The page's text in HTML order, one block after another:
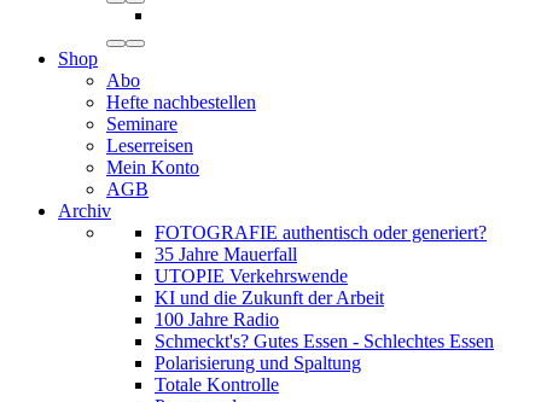
Shop
Abo
Hefte nachbestellen
Seminare
Leserreisen
Mein Konto
AGB
Archiv
FOTOGRAFIE authentisch oder generiert?
35 Jahre Mauerfall
UTOPIE Verkehrswende
KI und die Zukunft der Arbeit
100 Jahre Radio
Schmeckt's? Gutes Essen - Schlechtes Essen
Polarisierung und Spaltung
Totale Kontrolle